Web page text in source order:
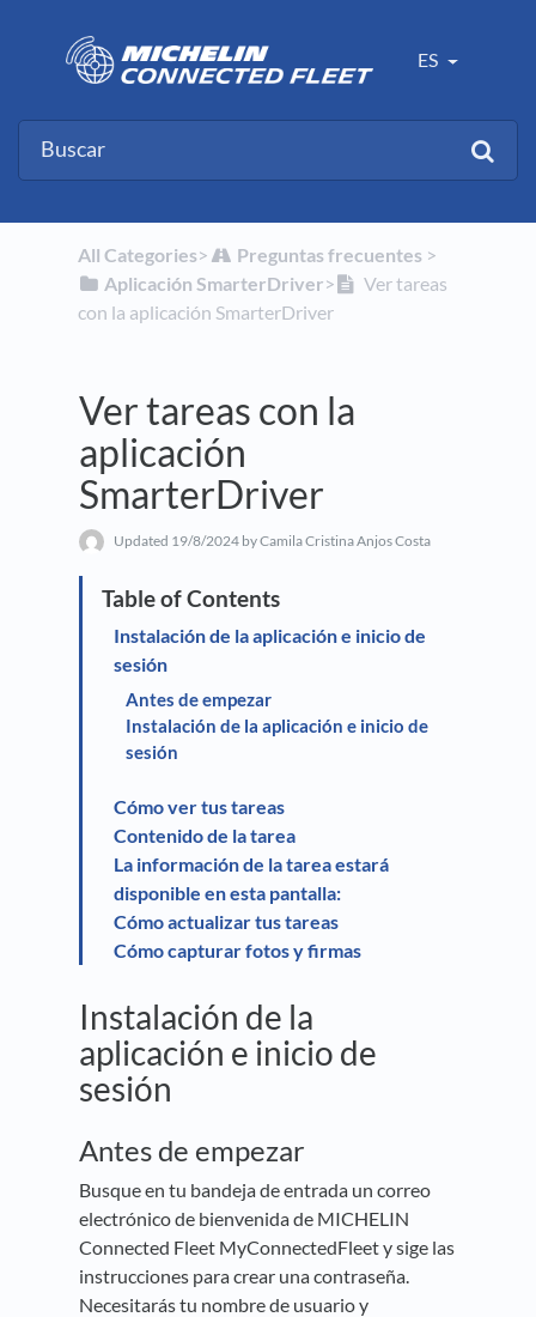
ES
All Categories​>​ ​Preguntas frecuentes ​ > ​
​Aplicación SmarterDriver​>​
Ver tareas
con la aplicación SmarterDriver
Ver tareas con la
aplicación
SmarterDriver
Updated 19/8/2024 by Camila Cristina Anjos Costa
Instalación de la aplicación e inicio de
sesión
Antes de empezar
Instalación de la aplicación e inicio de
sesión
Cómo ver tus tareas
Contenido de la tarea
La información de la tarea estará
disponible en esta pantalla:
Cómo actualizar tus tareas
Cómo capturar fotos y firmas
Instalación de la
aplicación e inicio de
sesión
Antes de empezar
Busque en tu bandeja de entrada un correo
electrónico de bienvenida de MICHELIN
Connected Fleet MyConnectedFleet y sige las
instrucciones para crear una contraseña.
Necesitarás tu nombre de usuario y